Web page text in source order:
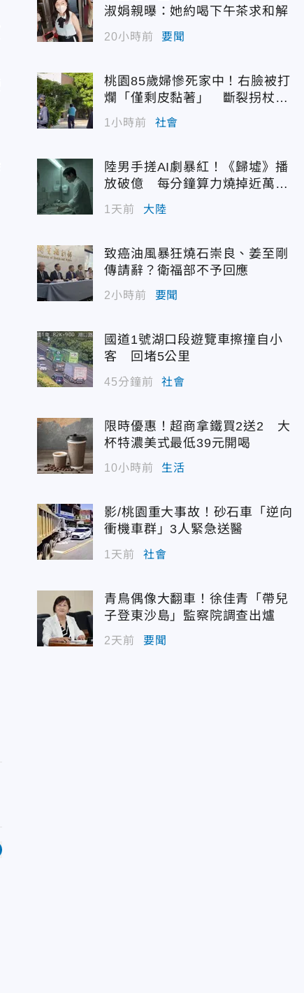
淑娟親曝：她約喝下午茶求和解
20小時前 要聞
桃園85歲婦慘死家中！右臉被打
爛「僅剩皮黏著」 斷裂拐杖揭
駭人現場
1小時前 社會
陸男手搓AI劇暴紅！《歸墟》播
放破億 每分鐘算力燒掉近萬台
1天前 大陸
致癌油風暴狂燒石崇良、姜至剛
傳請辭？衛福部不予回應
2小時前 要聞
國道1號湖口段遊覽車擦撞自小
客 回堵5公里
45分鐘前 社會
限時優惠！超商拿鐵買2送2 大
杯特濃美式最低39元開喝
10小時前 生活
影/桃園重大事故！砂石車「逆向
衝機車群」3人緊急送醫
1天前 社會
青鳥偶像大翻車！徐佳青「帶兒
子登東沙島」監察院調查出爐
2天前 要聞